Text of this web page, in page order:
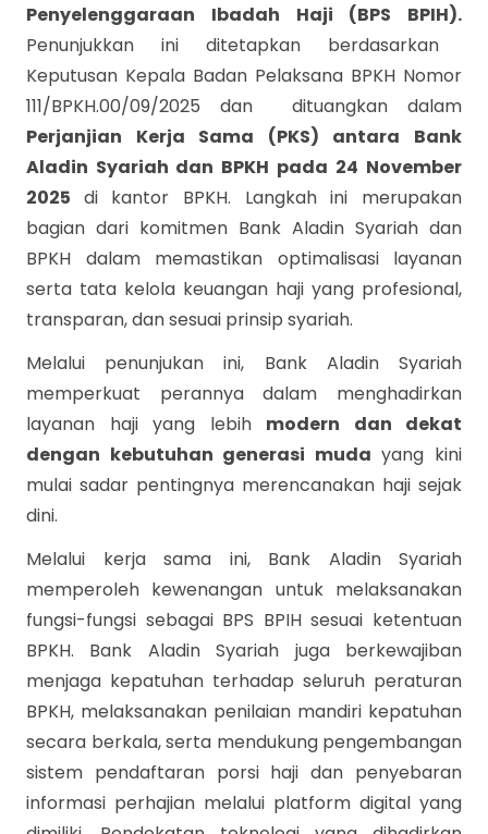
Penyelenggaraan Ibadah Haji (BPS BPIH).
Penunjukkan ini ditetapkan berdasarkan
Keputusan Kepala Badan Pelaksana BPKH Nomor
111/BPKH.00/09/2025 dan dituangkan dalam
Perjanjian Kerja Sama (PKS) antara Bank
Aladin Syariah dan BPKH pada 24 November
2025 di kantor BPKH. Langkah ini merupakan
bagian dari komitmen Bank Aladin Syariah dan
BPKH dalam memastikan optimalisasi layanan
serta tata kelola keuangan haji yang profesional,
transparan, dan sesuai prinsip syariah.
Melalui penunjukan ini, Bank Aladin Syariah
memperkuat perannya dalam menghadirkan
layanan haji yang lebih modern dan dekat
dengan kebutuhan generasi muda yang kini
mulai sadar pentingnya merencanakan haji sejak
dini.
Melalui kerja sama ini, Bank Aladin Syariah
memperoleh kewenangan untuk melaksanakan
fungsi-fungsi sebagai BPS BPIH sesuai ketentuan
BPKH. Bank Aladin Syariah juga berkewajiban
menjaga kepatuhan terhadap seluruh peraturan
BPKH, melaksanakan penilaian mandiri kepatuhan
secara berkala, serta mendukung pengembangan
sistem pendaftaran porsi haji dan penyebaran
informasi perhajian melalui platform digital yang